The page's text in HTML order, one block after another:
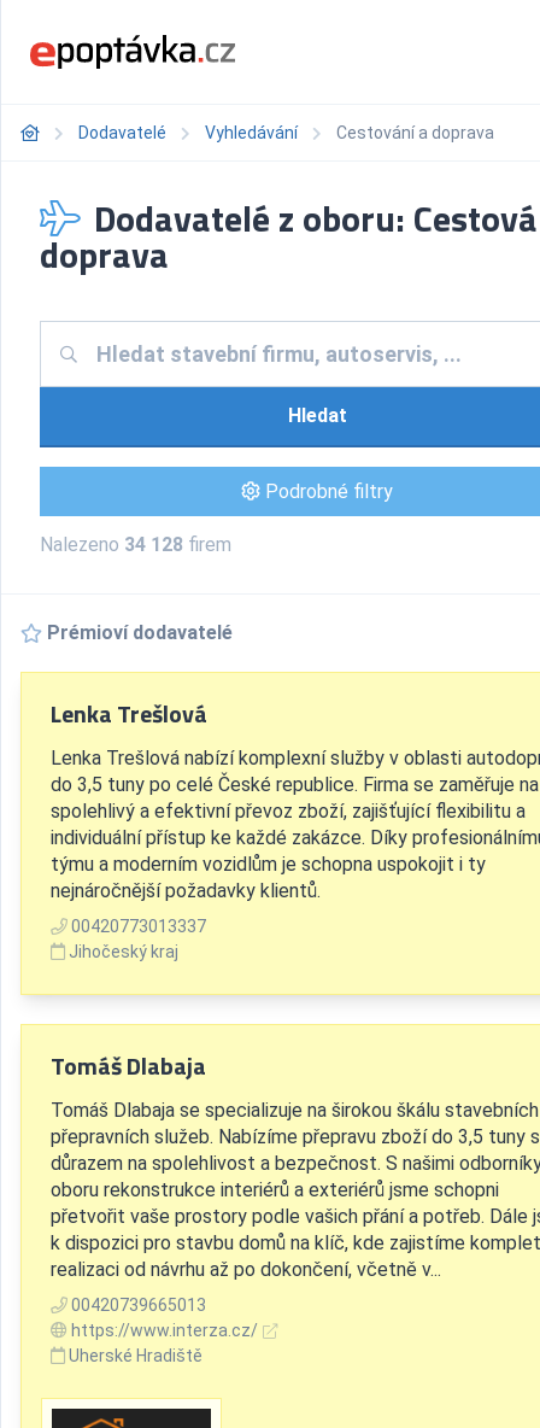
Dodavatelé Vyhledávání Cestování a doprava
Dodavatelé z oboru:
doprava
Hledat
Podrobné filtry
Nalezeno 34 128 firem
Prémioví dodavatelé
Lenka Trešlová
Lenka Trešlová nabízí komplexní služby v oblasti
do 3,5 tuny po celé České republice. Firma se zaměřuje na
spolehlivý a efektivní převoz zboží, zajišťující flexibilitu a
individuální přístup ke každé zakázce. Díky
týmu a moderním vozidlům je schopna uspokojit i ty
nejnáročnější požadavky klientů.
00420773013337
Jihočeský kraj
Tomáš Dlabaja
Tomáš Dlabaja se specializuje na širokou škálu
přepravních služeb. Nabízíme přepravu zboží do 3,5 tuny s
důrazem na spolehlivost a bezpečnost. S našimi
oboru rekonstrukce interiérů a exteriérů jsme schopni
přetvořit vaše prostory podle vašich přání a potřeb. Dále
k dispozici pro stavbu domů na klíč, kde zajistíme
realizaci od návrhu až po dokončení, včetně v...
00420739665013
https://www.interza.cz/
Uherské Hradiště